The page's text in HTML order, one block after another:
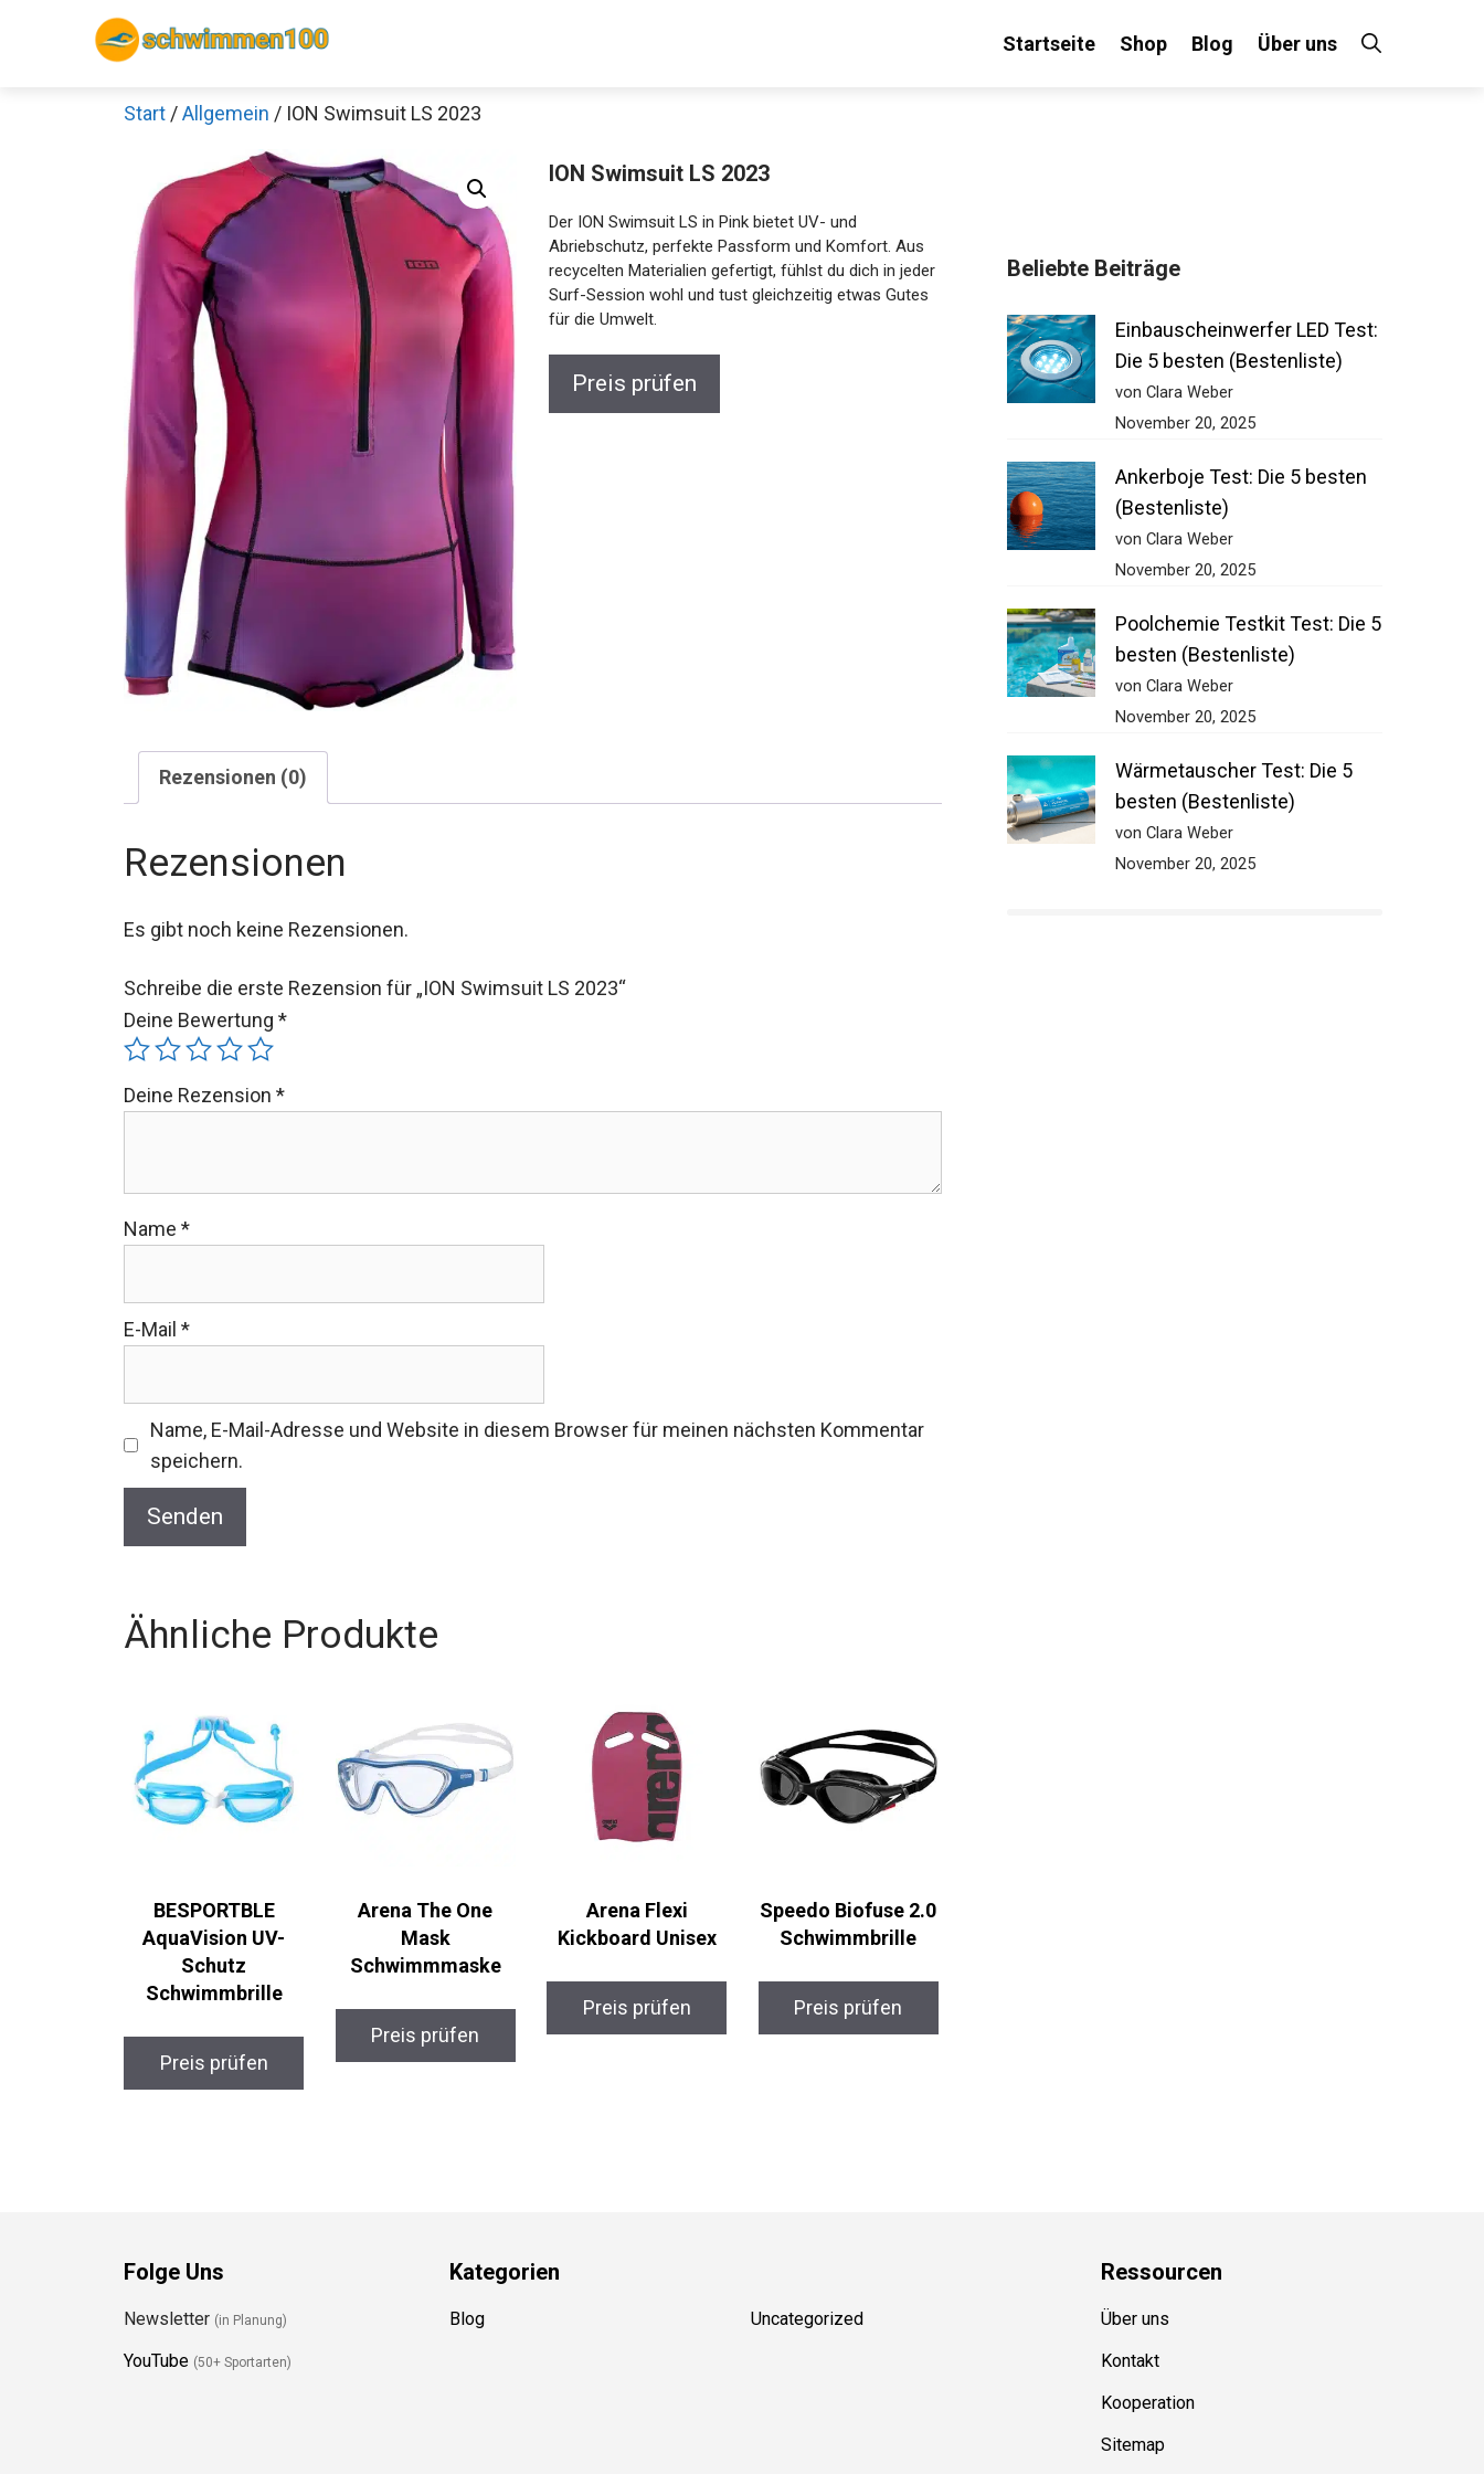
Startseite Shop Blog Über uns
Start /Allgemein / ION Swimsuit LS 2023
ION Swimsuit LS 2023
Der ION Swimsuit LS in Pink bietet UV- und
Abriebschutz, perfekte Passform und Komfort. Aus
recycelten Materialien gefertigt, fühlst du dich in jeder
Surf-Session wohl und tust gleichzeitig etwas Gutes
für die Umwelt.
Preis prüfen
Rezensionen (0)
Rezensionen
Es gibt noch keine Rezensionen.
Schreibe die erste Rezension für „ION Swimsuit LS 2023“
Deine Bewertung *
Deine Rezension *
Name *
E-Mail *
Name, E-Mail-Adresse und Website in diesem Browser für meinen nächsten Kommentar
speichern.
Ähnliche Produkte
BESPORTBLE
AquaVision UV-
Schutz
Schwimmbrille
Preis prüfen
Arena The One
Mask
Schwimmmaske
Preis prüfen
Arena Flexi
Kickboard Unisex
Preis prüfen
Speedo Biofuse 2.0
Schwimmbrille
Preis prüfen
Beliebte Beiträge
Einbauscheinwerfer LED Test:
Die 5 besten (Bestenliste)
von Clara Weber
November 20, 2025
Ankerboje Test: Die 5 besten
(Bestenliste)
von Clara Weber
November 20, 2025
Poolchemie Testkit Test: Die 5
besten (Bestenliste)
von Clara Weber
November 20, 2025
Wärmetauscher Test: Die 5
besten (Bestenliste)
von Clara Weber
November 20, 2025
Folge Uns
Newsletter (in Planung)
YouTube (50+ Sportarten)
Kategorien
Blog Uncategorized
Ressourcen
Über uns
Kontakt
Kooperation
Sitemap